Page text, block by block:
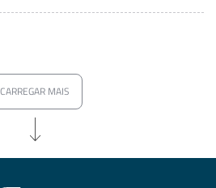
CARREGAR MAIS